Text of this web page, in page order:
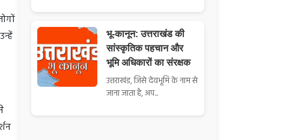
भू-कानून: उत्तराखंड की
सांस्कृतिक पहचान और
भूमि अधिकारों का संरक्षक
उत्तराखंड, जिसे देवभूमि के नाम से
जाना जाता है, अप...